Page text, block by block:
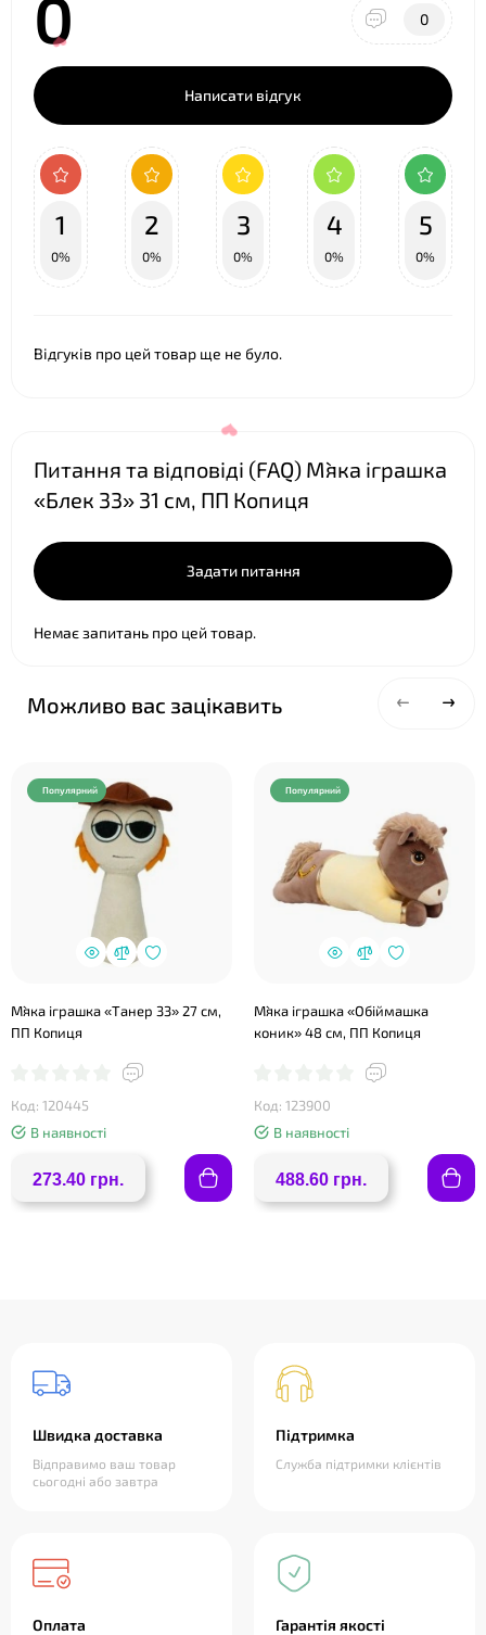
0 0
Написати відгук
1
0%
2
0%
3
0%
4
0%
5
0%
Відгуків про цей товар ще не було.
Питання та відповіді (FAQ) М`яка іграшка
«Блек 33» 31 см, ПП Копиця
Задати питання
Немає запитань про цей товар.
Можливо вас зацікавить
Популярний
М`яка іграшка «Танер 33» 27 см,
ПП Копиця
Код: 120445
В наявності
273.40 грн.
Популярний
М`яка іграшка «Обіймашка
коник» 48 см, ПП Копиця
Код: 123900
В наявності
488.60 грн.
Швидка доставка
Відправимо ваш товар
сьогодні або завтра
Підтримка
Служба підтримки клієнтів
Оплата Гарантія якості